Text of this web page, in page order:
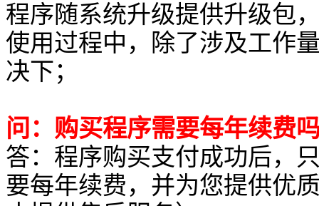
程序随系统升级提供升级包
使用过程中，除了涉及工作
决下；
问：购买程序需要每年续费
答：程序购买支付成功后，
要每年续费，并为您提供优